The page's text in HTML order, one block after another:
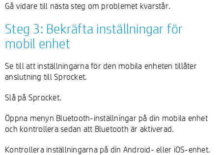
Gå vidare till nästa steg om problemet kvarstår.
Steg 3: Bekräfta inställningar för
mobil enhet
Se till att inställningarna för den mobila enheten tillåter
anslutning till Sprocket.
Slå på Sprocket.
Öppna menyn Bluetooth-inställningar på din mobila enhet
och kontrollera sedan att Bluetooth är aktiverad.
Kontrollera inställningarna på din Android- eller iOS-enhet.